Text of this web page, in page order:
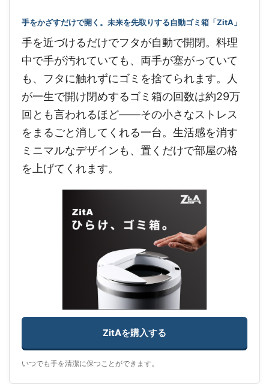
手をかざすだけで開く。未来を先取りする自動ゴミ箱「ZitA」
手を近づけるだけでフタが自動で開閉。料理
中で手が汚れていても、両手が塞がっていて
も、フタに触れずにゴミを捨てられます。人
が一生で開け閉めするゴミ箱の回数は約29万
回とも言われるほど——その小さなストレス
をまるごと消してくれる一台。生活感を消す
ミニマルなデザインも、置くだけで部屋の格
を上げてくれます。
ZitAを購入する
いつでも手を清潔に保つことができます。